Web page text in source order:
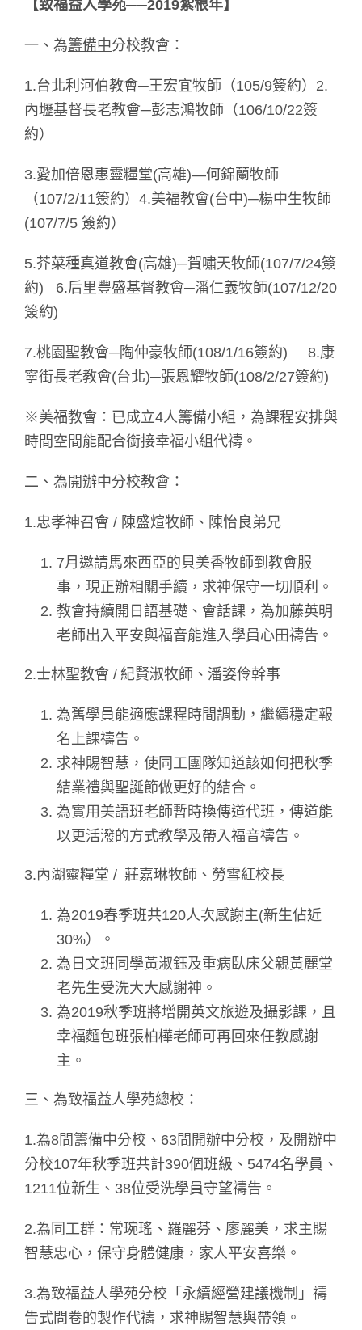
【致福益人學苑──2019紮根年】
一、為籌備中分校教會：
1.台北利河伯教會─王宏宜牧師（105/9簽約）2.
內壢基督長老教會─彭志鴻牧師（106/10/22簽
約）
3.愛加倍恩惠靈糧堂(高雄)—何錦蘭牧師
（107/2/11簽約）4.美福教會(台中)─楊中生牧師
(107/7/5 簽約）
5.芥菜種真道教會(高雄)─賀嘯天牧師(107/7/24簽
約) 6.后里豐盛基督教會─潘仁義牧師(107/12/20
簽約)
7.桃園聖教會─陶仲豪牧師(108/1/16簽約) 8.康
寧街長老教會(台北)─張恩耀牧師(108/2/27簽約)
※美福教會：已成立4人籌備小組，為課程安排與
時間空間能配合銜接幸福小組代禱。
二、為 開辦中分校教會：
1.忠孝神召會 / 陳盛煊牧師、陳怡良弟兄
7月邀請馬來西亞的貝美香牧師到教會服
事，現正辦相關手續，求神保守一切順利。
教會持續開日語基礎、會話課，為加藤英明
老師出入平安與福音能進入學員心田禱告。
2.士林聖教會 / 紀賢淑牧師、潘姿伶幹事
為舊學員能適應課程時間調動，繼續穩定報
名上課禱告。
求神賜智慧，使同工團隊知道該如何把秋季
結業禮與聖誕節做更好的結合。
為實用美語班老師暫時換傳道代班，傳道能
以更活潑的方式教學及帶入福音禱告。
3.內湖靈糧堂 / 莊嘉琳牧師、勞雪紅校長
為2019春季班共120人次感謝主(新生佔近
30%）。
為日文班同學黃淑鈺及重病臥床父親黃麗堂
老先生受洗大大感謝神。
為2019秋季班將增開英文旅遊及攝影課，且
幸福麵包班張柏樺老師可再回來任教感謝
主。
三、為致福益人學苑總校：
1.為8間籌備中分校、63間開辦中分校，及開辦中
分校107年秋季班共計390個班級、5474名學員、
1211位新生、38位受洗學員守望禱告。
2.為同工群：常琬瑤、羅麗芬、廖麗美，求主賜
智慧忠心，保守身體健康，家人平安喜樂。
3.為致福益人學苑分校「永續經營建議機制」禱
告式問卷的製作代禱，求神賜智慧與帶領。